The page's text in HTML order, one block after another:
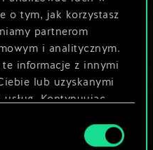
o tym, jak korzystasz
partnerom
i analitycznym.
te informacje z innymi
lub uzyskanymi
Kontynuując
talię